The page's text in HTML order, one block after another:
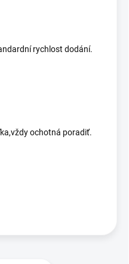
rychlost dodání.
ochotná poradiť.